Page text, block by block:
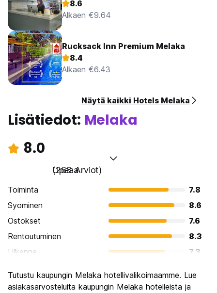
8.6
Alkaen €9.64
Rucksack Inn Premium Melaka
8.4
Alkaen €6.43
Näytä kaikki Hotels Melaka
Lisätiedot: Melaka
8.0
Upeaa
(268 Arviot)
Toiminta
7.8
Syominen
8.6
Ostokset
7.6
Rentoutuminen
8.3
Liikenne
7.3
Kulttuuri
9.1
Tutustu kaupungin Melaka hotellivalikoimaamme. Lue
asiakasarvosteluita kaupungin Melaka hotelleista ja